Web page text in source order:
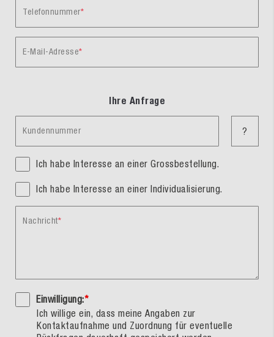
Telefonnummer
E-Mail-Adresse
Ihre Anfrage
Kundennummer ?
Ich habe Interesse an einer Grossbestellung.
Ich habe Interesse an einer Individualisierung.
Nachricht
Einwilligung:*
Ich willige ein, dass meine Angaben zur
Kontaktaufnahme und Zuordnung für eventuelle